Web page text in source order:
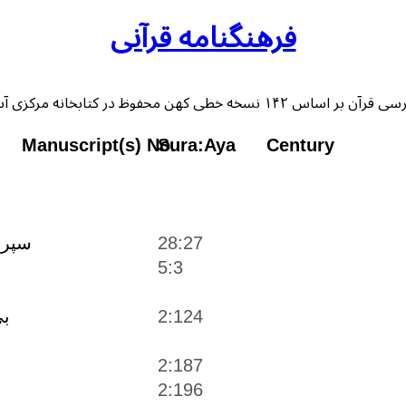
فرهنگنامه قرآنی
کهن محفوظ در کتابخانه مرکزی آستان قدس رضوی
28:27
5:3
2:124
2:187
2:196
Manuscript(s) No.Sura:Aya Century